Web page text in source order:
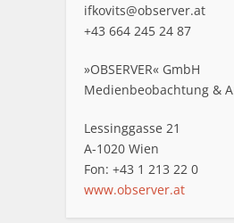
ifkovits@observer.at
+43 664 245 24 87
»OBSERVER« GmbH
Medienbeobachtung &
Lessinggasse 21
A-1020 Wien
Fon: +43 1 213 22 0
www.observer.at